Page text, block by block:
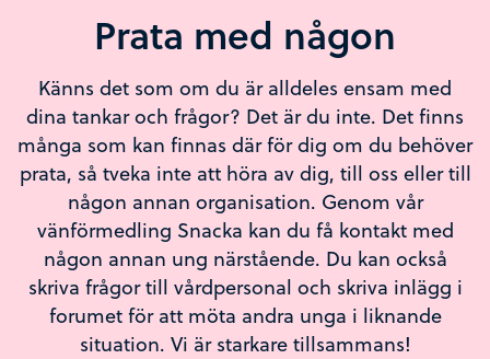
Prata med någon
Känns det som om du är alldeles ensam med
dina tankar och frågor? Det är du inte. Det finns
många som kan finnas där för dig om du behöver
prata, så tveka inte att höra av dig, till oss eller till
någon annan organisation. Genom vår
vänförmedling Snacka kan du få kontakt med
någon annan ung närstående. Du kan också
skriva frågor till vårdpersonal och skriva inlägg i
forumet för att möta andra unga i liknande
situation. Vi är starkare tillsammans!